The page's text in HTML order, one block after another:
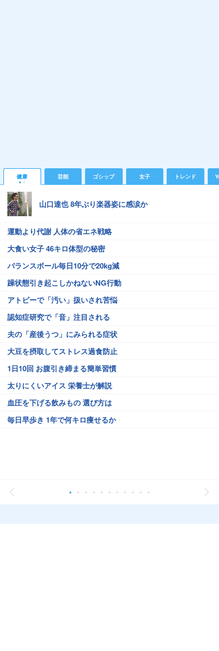
健康 芸能 ゴシップ 女子 トレンド
山口達也 8年ぶり楽器姿に感涙か
運動より代謝 人体の省エネ戦略
大食い女子 46キロ体型の秘密
バランスボール毎日10分で20kg減
躁状態引き起こしかねないNG行動
アトピーで「汚い」扱いされ苦悩
認知症研究で「音」注目される
夫の「産後うつ」にみられる症状
大豆を摂取してストレス過食防止
1日10回 お腹引き締まる簡単習慣
太りにくいアイス 栄養士が解説
血圧を下げる飲みもの 選び方は
毎日早歩き 1年で何キロ痩せるか